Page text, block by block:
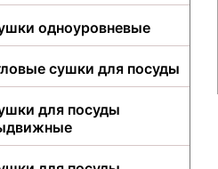
одноуровневые
сушки для посуды
для посуды